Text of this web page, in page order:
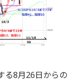
る8月26日からの